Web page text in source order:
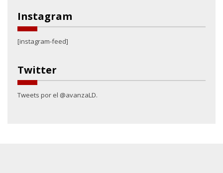
Instagram
[instagram-feed]
Twitter
Tweets por el @avanzaLD.